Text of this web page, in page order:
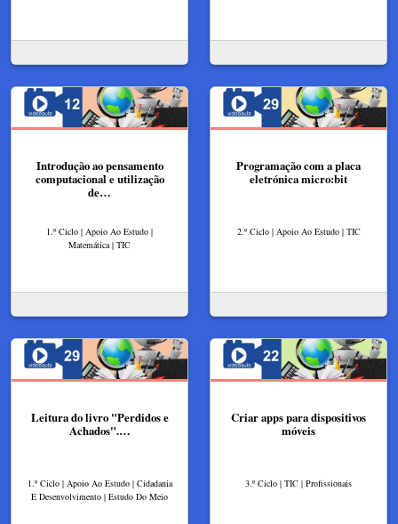
Introdução ao pensamento
computacional e utilização
de…
1.º Ciclo | Apoio Ao Estudo |
Matemática | TIC
Programação com a placa
eletrónica micro:bit
2.º Ciclo | Apoio Ao Estudo | TIC
Leitura do livro "Perdidos e
Achados".…
1.º Ciclo | Apoio Ao Estudo | Cidadania
E Desenvolvimento | Estudo Do Meio
Criar apps para dispositivos
móveis
3.º Ciclo | TIC | Profissionais